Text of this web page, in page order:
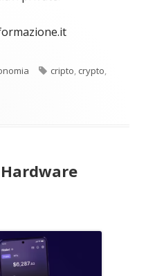
Tag
cripto, crypto,